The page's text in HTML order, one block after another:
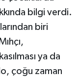
bilgi verdi.
biri
ya da
çoğu zaman